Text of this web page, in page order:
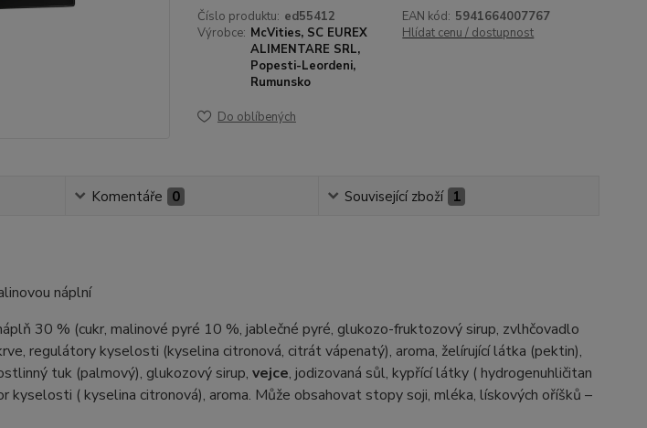
Číslo produktu: ed55412 EAN kód: 5941664007767
Výrobce: McVities, SC EUREX
ALIMENTARE SRL,
Popesti-Leordeni,
Rumunsko
Hlídat cenu / dostupnost
Do oblíbených
Komentáře 0 Související zboží 1
náplní
30 % (cukr, malinové pyré 10 %, jablečné pyré, glukozo-fruktozový sirup, zvlhčovadlo
regulátory kyselosti (kyselina citronová, citrát vápenatý), aroma, želírující látka (pektin),
tuk (palmový), glukozový sirup, vejce, jodizovaná sůl, kypřící látky ( hydrogenuhličitan
kyselosti ( kyselina citronová), aroma. Může obsahovat stopy soji, mléka, lískových oříšků –